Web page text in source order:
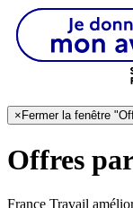
× Fermer la fenêtre
Offres
France Travail